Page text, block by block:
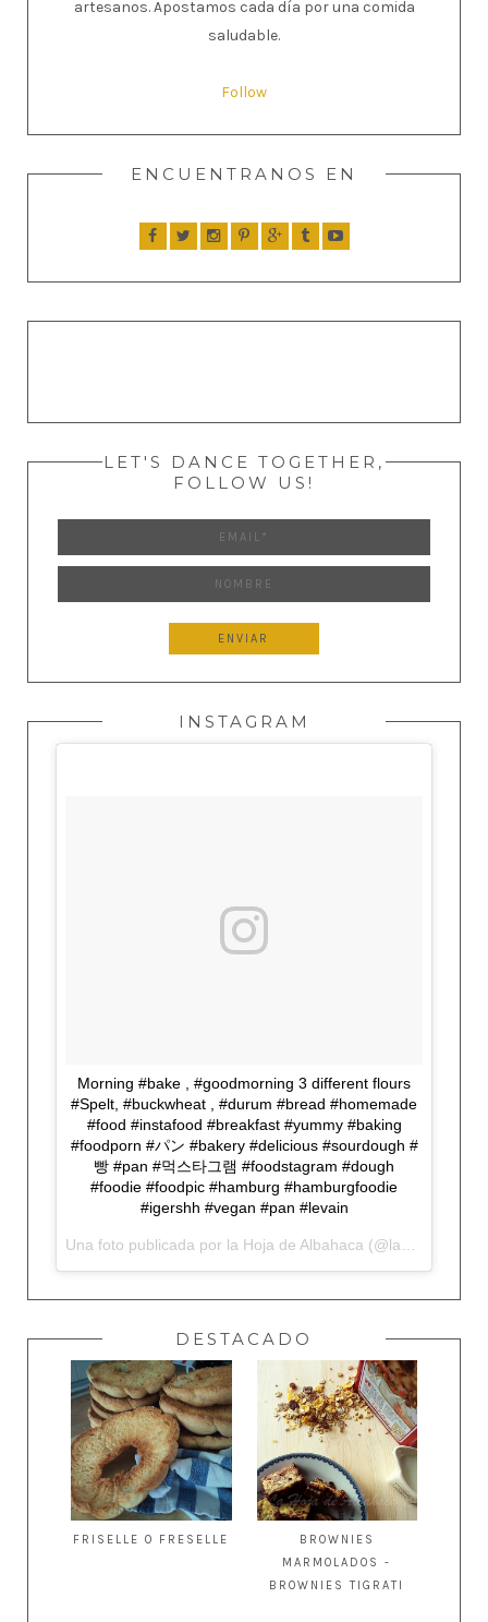
artesanos. Apostamos cada día por una comida
saludable.
Follow
ENCUENTRANOS EN
LET'S DANCE TOGETHER,
FOLLOW US!
INSTAGRAM
Morning #bake , #goodmorning 3 different flours
#Spelt, #buckwheat , #durum #bread #homemade
#food #instafood #breakfast #yummy #baking
#foodporn #パン #bakery #delicious #sourdough #
빵 #pan #먹스타그램 #foodstagram #dough
#foodie #foodpic #hamburg #hamburgfoodie
#igershh #vegan #pan #levain
DESTACADO
FRISELLE O FRESELLE
BROWNIES
MARMOLADOS -
BROWNIES TIGRATI